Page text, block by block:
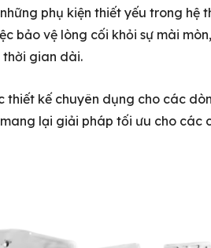
phụ kiện thiết yếu trong hệ
bảo vệ lòng cối khỏi sự mài
thời gian dài.
thiết kế chuyên dụng cho các
lại giải pháp tối ưu cho các